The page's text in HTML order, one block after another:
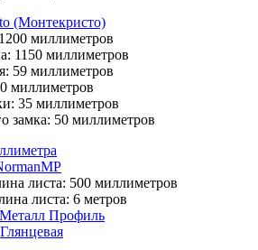
(Монтекристо)
1200 миллиметров
1150 миллиметров
59 миллиметров
миллиметров
35 миллиметров
замка: 50 миллиметров
листа: 500 миллиметров
листа: 6 метров
Металл Профиль
Глянцевая